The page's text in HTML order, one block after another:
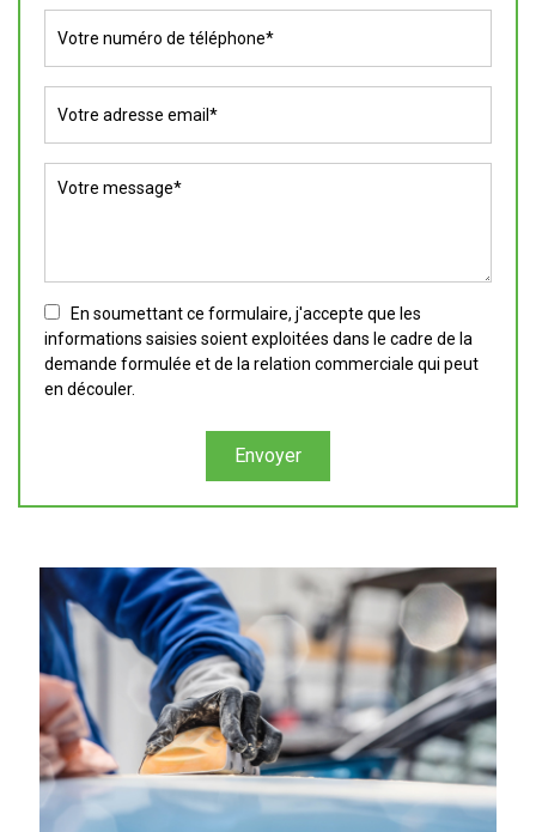
En soumettant ce formulaire, j'accepte que les
informations saisies soient exploitées dans le cadre de la
demande formulée et de la relation commerciale qui peut
en découler.